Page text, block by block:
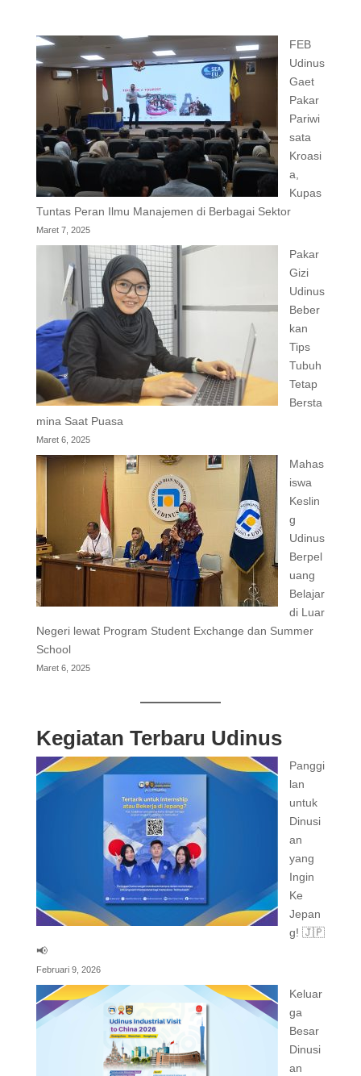
FEB
Udinus
Gaet
Pakar
Pariwi
sata
Kroasi
a,
Kupas
Tuntas Peran Ilmu Manajemen di Berbagai Sektor
Maret 7, 2025
Pakar
Gizi
Udinus
Beber
kan
Tips
Tubuh
Tetap
Bersta
mina Saat Puasa
Maret 6, 2025
Mahas
iswa
Keslin
g
Udinus
Berpel
uang
Belajar
di Luar
Negeri lewat Program Student Exchange dan Summer
School
Maret 6, 2025
Kegiatan Terbaru Udinus
Panggi
lan
untuk
Dinusi
an
yang
Ingin
Ke
Jepan
g! 🇯🇵
📢
Februari 9, 2026
Keluar
ga
Besar
Dinusi
an